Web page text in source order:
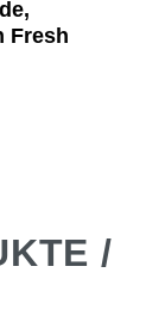
Fresh
/